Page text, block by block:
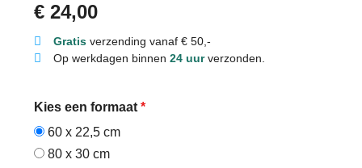
€ 24,00
Gratisverzending vanaf € 50,-
Op werkdagen binnen 24 uurverzonden.
Kies een formaat *
60 x 22,5 cm
80 x 30 cm